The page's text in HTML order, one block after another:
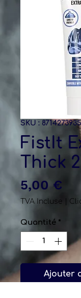
SKU :
FistIt
Thick
5,00 €
TVA Incluse
Quantité *
Ajouter